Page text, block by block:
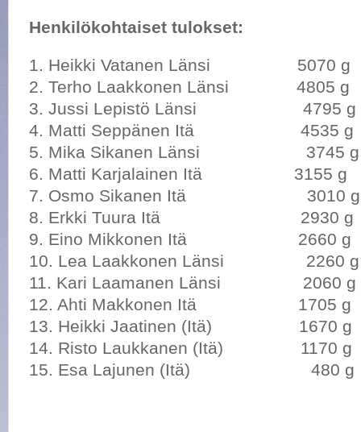
Henkilökohtaiset tulokset:
1. Heikki Vatanen Länsi 5070 g
2. Terho Laakkonen Länsi 4805 g
3. Jussi Lepistö Länsi 4795 g
4. Matti Seppänen Itä 4535 g
5. Mika Sikanen Länsi 3745 g
6. Matti Karjalainen Itä 3155 g
7. Osmo Sikanen Itä 3010 g
8. Erkki Tuura Itä 2930 g
9. Eino Mikkonen Itä 2660 g
10. Lea Laakkonen Länsi 2260 g
11. Kari Laamanen Länsi 2060 g
12. Ahti Makkonen Itä 1705 g
13. Heikki Jaatinen (Itä) 1670 g
14. Risto Laukkanen (Itä) 1170 g
15. Esa Lajunen (Itä) 480 g